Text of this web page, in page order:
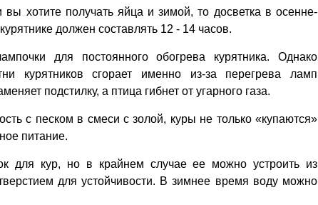
хотите получать яйца и зимой, то досветка в осенне-
должен сос­тавлять 12 - 14 часов.
для постоянного обогрева курятника. Однако
курятников сгорает именно из-за перегрева ламп
подстилку, а птица гибнет от угарного газа.
с песком в смеси с золой, куры не только «купаются»
питание.
для кур, но в крайнем случае ее можно устроить из
для устойчивости. В зимнее время воду можно